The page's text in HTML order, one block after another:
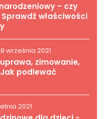
– czy
właściwości
września 2021
zimowanie,
podlewać
2021